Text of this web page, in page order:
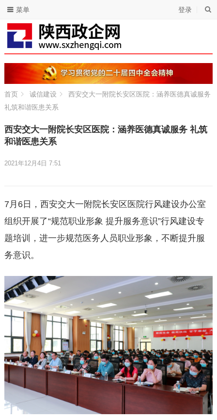
登录
菜单
首页 诚信建设
西安交大一附院长安区医院：涵养医德真诚服务
礼筑和谐医患关系
西安交大一附院长安区医院：涵养医德真诚服务 礼筑
和谐医患关系
2021年12月4日 7:51
7月6日，西安交大一附院长安区医院行风建设办公室
组织开展了“规范职业形象 提升服务意识”行风建设专
题培训，进一步规范医务人员职业形象，不断提升服
务意识。